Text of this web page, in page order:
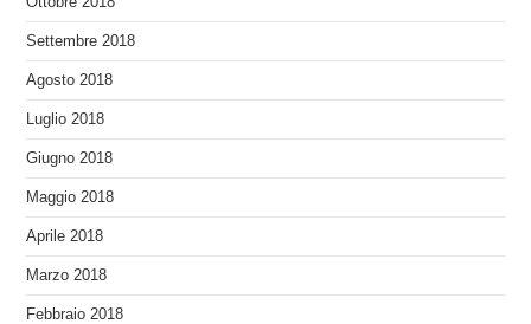
Settembre 2018
Agosto 2018
Luglio 2018
Giugno 2018
Maggio 2018
Aprile 2018
Marzo 2018
Febbraio 2018